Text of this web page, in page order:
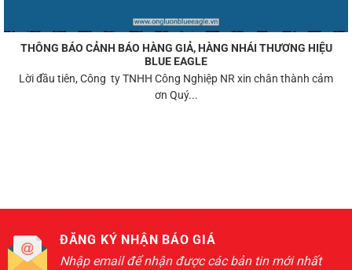
THÔNG BÁO CẢNH BÁO HÀNG GIẢ, HÀNG NHÁI THƯƠNG HIỆU
BLUE EAGLE
Lời đầu tiên, Công ty TNHH Công Nghiệp NR xin chân thành cảm
ơn Quý...
ĐĂNG KÝ NHẬN BÁO GIÁ
Nhập email để nhận được các bản tin mới nhất